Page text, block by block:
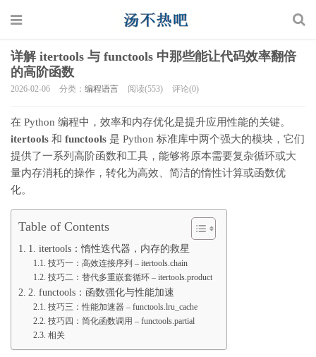
详解 itertools 与 functools 中那些能让代码效率翻倍
的高阶函数
2026-02-06 分类： 编程语言 阅读(553) 评论(0)
在 Python 编程中，效率和内存优化是提升应用性能的关键。
itertools 和 functools 是 Python 标准库中两个强大的模块，它们
提供了一系列高阶函数和工具，能够将原本需要复杂循环或大
量内存消耗的操作，转化为高效、简洁的惰性计算或函数优
化。
Table of Contents
1. itertools：惰性迭代器，内存的救星
技巧一：高效连接序列 – itertools.chain
技巧二：替代多重嵌套循环 – itertools.product
2. functools：函数强化与性能加速
技巧三：性能加速器 – functools.lru_cache
技巧四：简化函数调用 – functools.partial
相关